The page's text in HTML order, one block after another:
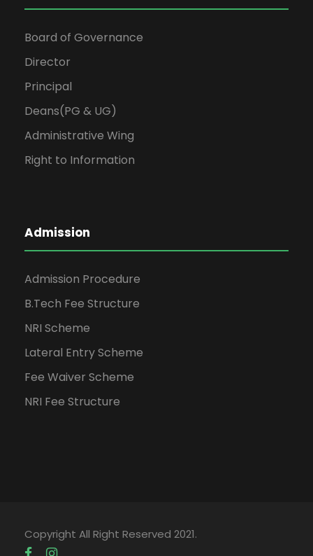
Board of Governance
Director
Principal
Deans(PG & UG)
Administrative Wing
Right to Information
Admission
Admission Procedure
B.Tech Fee Structure
NRI Scheme
Lateral Entry Scheme
Fee Waiver Scheme
NRI Fee Structure
Copyright All Right Reserved 2021.